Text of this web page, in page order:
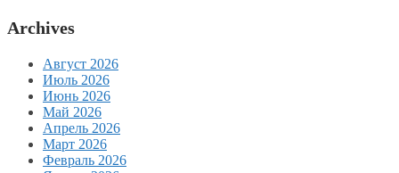
Archives
Август 2026
Июль 2026
Июнь 2026
Май 2026
Апрель 2026
Март 2026
Февраль 2026